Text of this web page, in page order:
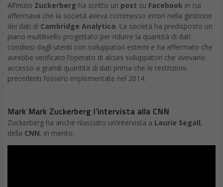
All’inizio Zuckerberg ha scritto un post su Facebook in cui
affermava che la società aveva commesso errori nella gestione
dei dati di Cambridge Analytica. La società ha predisposto un
piano multilivello progettato per ridurre la quantità di dati
condivisi dagli utenti con sviluppatori esterni e ha affermato che
avrebbe verificato l’operato di alcuni sviluppatori che avevano
accesso a grandi quantità di dati prima che le restrizioni
precedenti fossero implementate nel 2014.
Mark Mark Zuckerberg l’intervista alla CNN
Zuckerberg ha anche rilasciato un’intervista a Laurie Segall,
della CNN, in merito.